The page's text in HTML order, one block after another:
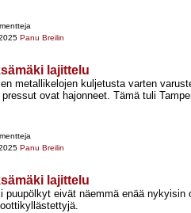
Panu Breilin
lajittelu
metallikelojen kuljetusta varten
ovat hajonneet. Tämä tuli
Panu Breilin
lajittelu
puupölkyt eivät näemmä enää nykyisin